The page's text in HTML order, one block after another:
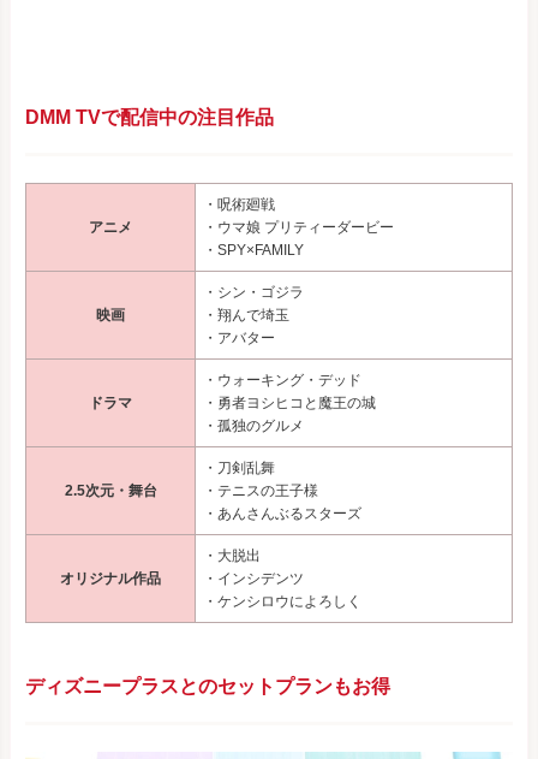
DMM TVで配信中の注目作品
アニメ
・呪術廻戦
・ウマ娘 プリティーダービー
・SPY×FAMILY
映画
・シン・ゴジラ
・翔んで埼玉
・アバター
ドラマ
・ウォーキング・デッド
・勇者ヨシヒコと魔王の城
・孤独のグルメ
2.5次元・舞台
・刀剣乱舞
・テニスの王子様
・あんさんぶるスターズ
オリジナル作品
・大脱出
・インシデンツ
・ケンシロウによろしく
ディズニープラスとのセットプランもお得